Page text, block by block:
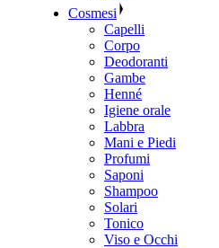
Cosmesi
Capelli
Corpo
Deodoranti
Gambe
Henné
Igiene orale
Labbra
Mani e Piedi
Profumi
Saponi
Shampoo
Solari
Tonico
Viso e Occhi